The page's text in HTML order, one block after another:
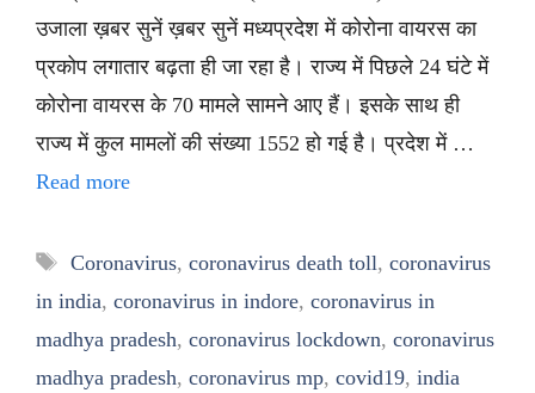
उजाला ख़बर सुनें ख़बर सुनें मध्यप्रदेश में कोरोना वायरस का
प्रकोप लगातार बढ़ता ही जा रहा है। राज्य में पिछले 24 घंटे में
कोरोना वायरस के 70 मामले सामने आए हैं। इसके साथ ही
राज्य में कुल मामलों की संख्या 1552 हो गई है। प्रदेश में …
Read more
Tags
Coronavirus, coronavirus death toll, coronavirus
in india, coronavirus in indore, coronavirus in
madhya pradesh, coronavirus lockdown, coronavirus
madhya pradesh, coronavirus mp, covid19, india